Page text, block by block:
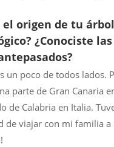
el origen de tu árbol
¿Conociste
un poco de todos lados.
parte de Gran Canaria
de Calabria en Italia.
de viajar con mi familia a